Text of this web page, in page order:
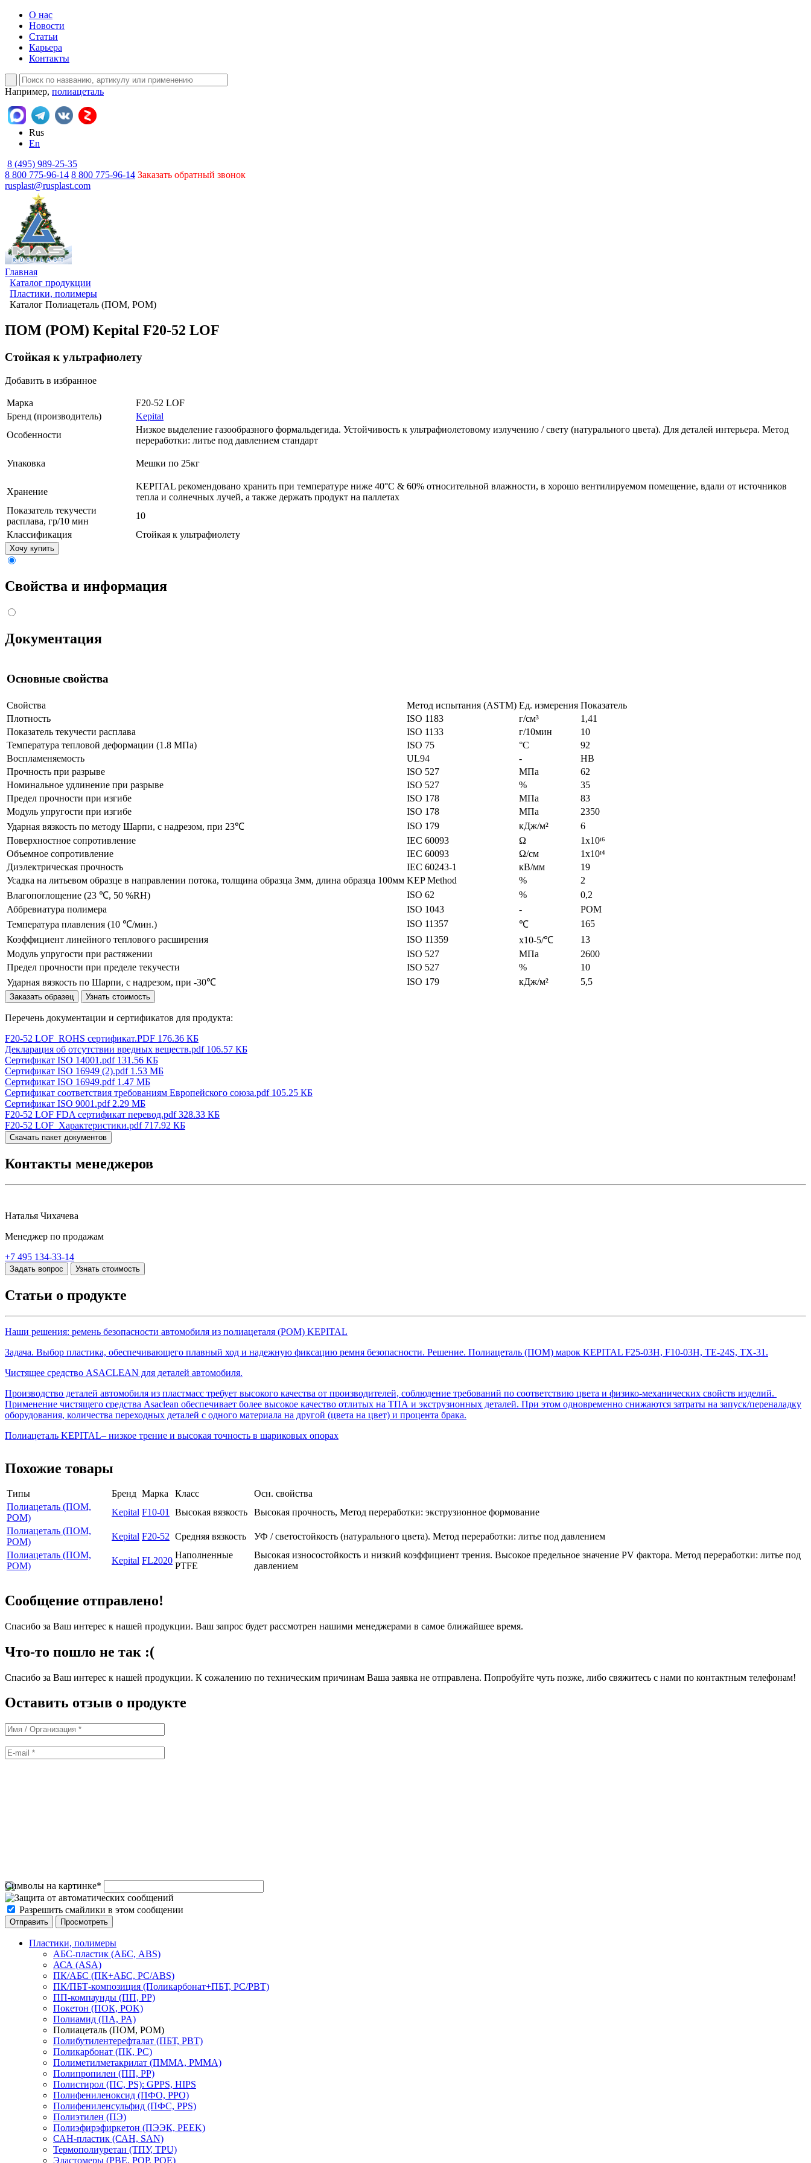
О нас
Новости
Статьи
Карьера
Контакты
Например, полиацеталь
Rus
En
8 (495) 989-25-35
8 800 775-96-14 8 800 775-96-14 Заказать обратный звонок
rusplast@rusplast.com
Главная
Каталог продукции
Пластики, полимеры
Каталог Полиацеталь (ПОМ, POM)
ПОМ (POM) Kepital F20-52 LOF
Стойкая к ультрафиолету
Добавить в избранное
Марка
F20-52 LOF
Бренд (производитель)
Kepital
Особенности
Низкое выделение газообразного формальдегида. Устойчивость к ультрафиолетовому излучению / свету (натурального цвета). Для деталей интерьера. Метод
переработки: литье под давлением стандарт
Упаковка Мешки по 25кг
Хранение
KEPITAL рекомендовано хранить при температуре ниже 40°С & 60% относительной влажности, в хорошо вентилируемом помещение, вдали от источников
тепла и солнечных лучей, а также держать продукт на паллетах
Показатель текучести
расплава, гр/10 мин
10
Классификация
Стойкая к ультрафиолету
Хочу купить
Свойства и информация
Документация
Основные свойства
Свойства Метод испытания (ASTM) Ед. измерения Показатель
Плотность
ISO 1183 г/см³
1,41
Показатель текучести расплава
ISO 1133 г/10мин
10
Температура тепловой деформации (1.8 МПа)
ISO 75 °C
92
Воспламеняемость
UL94 -
НВ
Прочность при разрыве
ISO 527 MПa
62
Номинальное удлинение при разрыве
ISO 527 %
35
Предел прочности при изгибе
ISO 178 MПa
83
Модуль упругости при изгибе
ISO 178 MПa
2350
Ударная вязкость по методу Шарпи, с надрезом, при 23℃
ISO 179 кДж/м²
6
Поверхностное сопротивление
IEC 60093 Ω
1x10ᴵ⁶
Объемное сопротивление
IEC 60093 Ω/см
1x10ᴵ⁴
Диэлектрическая прoчность
IEC 60243-1 кВ/мм
19
Усадка на литьевом образце в направлении потока, толщина образца 3мм, длина образца 100мм KEP Method %
2
Влагопоглощение (23 ℃, 50 %RH)
ISO 62 %
0,2
Аббревиатура полимера
ISO 1043 -
POM
Температура плавления (10 ℃/мин.)
ISO 11357 ℃
165
Коэффициент линейного теплового расширения
ISO 11359 x10-5/℃
13
Модуль упругости при растяжении
ISO 527 МПа
2600
Предел прочности при пределе текучести
ISO 527 %
10
Ударная вязкость по Шарпи, с надрезом, при -30℃
ISO 179 кДж/м² 5,5
Заказать образец Узнать стоимость
Перечень документации и сертификатов для продукта:
F20-52 LOF_ROHS сертификат.PDF 176.36 КБ
Декларация об отсутствии вредных веществ.pdf 106.57 КБ
Сертификат ISO 14001.pdf 131.56 КБ
Сертификат ISO 16949 (2).pdf 1.53 МБ
Сертификат ISO 16949.pdf 1.47 МБ
Сертификат соответствия требованиям Европейского союза.pdf 105.25 КБ
Сертификат ISO 9001.pdf 2.29 МБ
F20-52 LOF FDA сертификат перевод.pdf 328.33 КБ
F20-52 LOF_Характеристики.pdf 717.92 КБ
Скачать пакет документов
Контакты менеджеров
Наталья Чихачева
Менеджер по продажам
+7 495 134-33-14
Задать вопрос Узнать стоимость
Статьи о продукте
Наши решения: ремень безопасности автомобиля из полиацеталя (POM) KEPITAL
Задача. Выбор пластика, обеспечивающего плавный ход и надежную фиксацию ремня безопасности. Решение. Полиацеталь (ПОМ) марок KEPITAL F25-03H, F10-03H, TE-24S, TX-31.
Чистящее средство ASACLEAN для деталей автомобиля.
Производство деталей автомобиля из пластмасс требует высокого качества от производителей, соблюдение требований по соответствию цвета и физико-механических свойств изделий.
Применение чистящего средства Asaclean обеспечивает более высокое качество отлитых на ТПА и экструзионных деталей. При этом одновременно снижаются затраты на запуск/переналадку
оборудования, количества переходных деталей с одного материала на другой (цвета на цвет) и процента брака.
Полиацеталь KEPITAL– низкое трение и высокая точность в шариковых опорах
Похожие товары
Типы Бренд Марка Класс
Осн. свойства
Полиацеталь (ПОМ,
POM)
Kepital F10-01 Высокая вязкость
Высокая прочность, Метод переработки: экструзионное формование
Полиацеталь (ПОМ,
POM)
Kepital F20-52 Средняя вязкость
УФ / светостойкость (натурального цвета). Метод переработки: литье под давлением
Полиацеталь (ПОМ,
POM)
Kepital FL2020
Наполненные
PTFE
Высокая износостойкость и низкий коэффициент трения. Высокое предельное значение PV фактора. Метод переработки: литье под
давлением
Сообщение отправлено!
Спасибо за Ваш интерес к нашей продукции. Ваш запрос будет рассмотрен нашими менеджерами в самое ближайшее время.
Что-то пошло не так :(
Спасибо за Ваш интерес к нашей продукции. К сожалению по техническим причинам Ваша заявка не отправлена. Попробуйте чуть позже, либо свяжитесь с нами по контактным телефонам!
Оставить отзыв о продукте
Символы на картинке*
Разрешить смайлики в этом сообщении
Пластики, полимеры
АБС-пластик (АБС, ABS)
АСА (ASA)
ПК/АБС (ПК+АБС, PC/ABS)
ПК/ПБТ-композиция (Поликарбонат+ПБТ, PC/PBT)
ПП-компаунды (ПП, PP)
Покетон (ПОК, POK)
Полиамид (ПА, PA)
Полиацеталь (ПОМ, POM)
Полибутилентерефталат (ПБТ, РВТ)
Поликарбонат (ПК, PC)
Полиметилметакрилат (ПММА, PMMA)
Полипропилен (ПП, PP)
Полистирол (ПС, PS): GPPS, HIPS
Полифениленоксид (ПФО, PPO)
Полифениленсульфид (ПФС, PPS)
Полиэтилен (ПЭ)
Полиэфирэфиркетон (ПЭЭК, PEEK)
САН-пластик (САН, SAN)
Термополиуретан (ТПУ, TPU)
Эластомеры (PBE, POP, POE)